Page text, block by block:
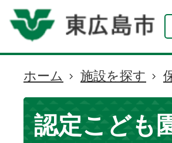
現
在
の
位
ホーム 施設を探す
認定こども